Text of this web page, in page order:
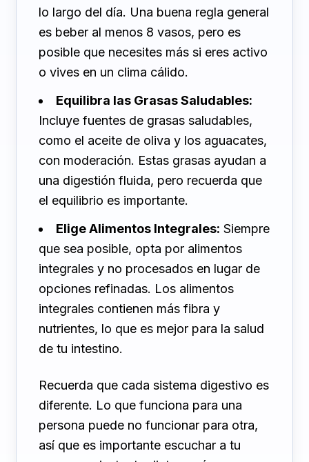
lo largo del día. Una buena regla general
es beber al menos 8 vasos, pero es
posible que necesites más si eres activo
o vives en un clima cálido.
Equilibra las Grasas Saludables:
Incluye fuentes de grasas saludables,
como el aceite de oliva y los aguacates,
con moderación. Estas grasas ayudan a
una digestión fluida, pero recuerda que
el equilibrio es importante.
Elige Alimentos Integrales: Siempre
que sea posible, opta por alimentos
integrales y no procesados en lugar de
opciones refinadas. Los alimentos
integrales contienen más fibra y
nutrientes, lo que es mejor para la salud
de tu intestino.
Recuerda que cada sistema digestivo es
diferente. Lo que funciona para una
persona puede no funcionar para otra,
así que es importante escuchar a tu